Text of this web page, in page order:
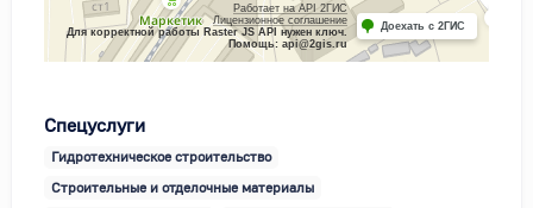
Работает на API 2ГИС
Лицензионное соглашение
Для корректной работы Raster JS API нужен ключ.
Помощь: api@2gis.ru
Доехать с 2ГИС
Спецуслуги
Гидротехническое строительство
Строительные и отделочные материалы